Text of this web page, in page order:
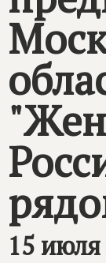
15